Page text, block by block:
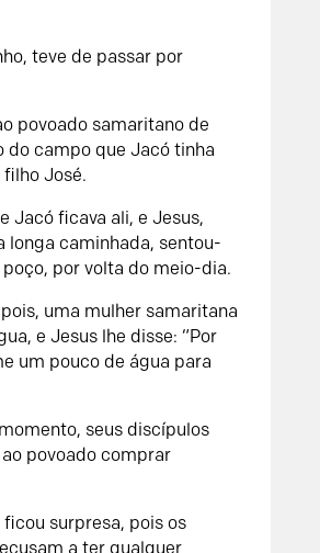
teve de passar por
povoado samaritano de
do campo que Jacó tinha
José.
Jacó ficava ali, e Jesus,
longa caminhada, sentou-
poço, por volta do meio-dia.
uma mulher samaritana
e Jesus lhe disse: “Por
um pouco de água para
seus discípulos
povoado comprar
surpresa, pois os
a ter qualquer